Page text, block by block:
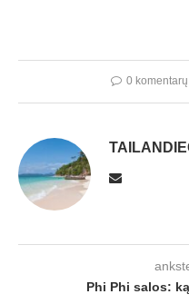
0 komentarų
Phi Phi salos: